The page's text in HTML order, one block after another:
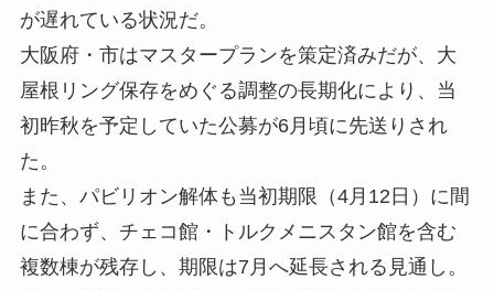
が遅れている状況だ。
大阪府・市はマスタープランを策定済みだが、大
屋根リング保存をめぐる調整の長期化により、当
初昨秋を予定していた公募が6月頃に先送りされ
た。
また、パビリオン解体も当初期限（4月 12 日）に間
に合わず、チェコ館・トルクメニスタン館を含む
複数棟が残存し、期限は7 月へ延長される見通し。